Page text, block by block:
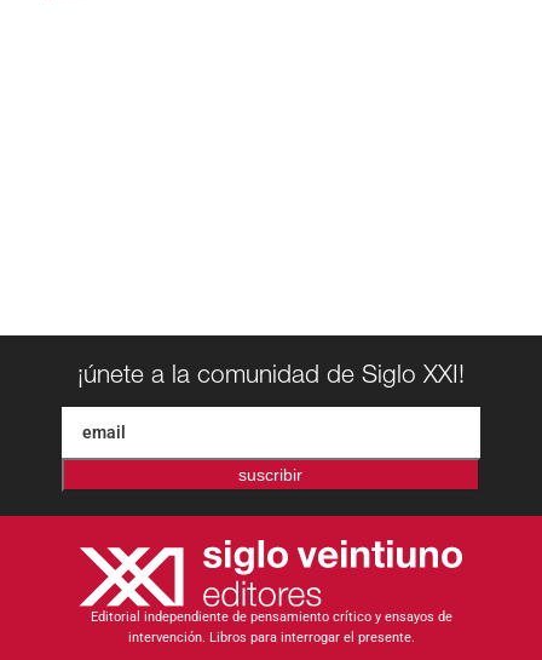
¡únete a la comunidad de Siglo XXI!
suscribir
Editorial independiente de pensamiento crítico y ensayos de
intervención. Libros para interrogar el presente.